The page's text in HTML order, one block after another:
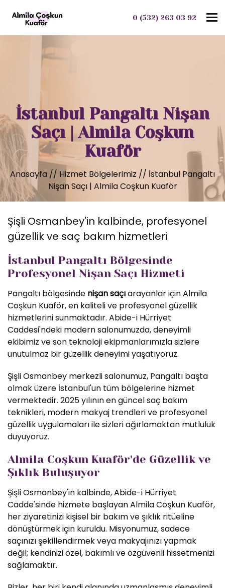
0 (532) 263 03 92
İstanbul Pangaltı Nişan
Saçı | Almila Coşkun
Kuaför
Anasayfa // Hizmet Bölgelerimiz // İstanbul Pangaltı
Nişan Saçı | Almila Coşkun Kuaför
Şişli Osmanbey'in kalbinde, profesyonel
güzellik ve saç bakım hizmetleri
İstanbul Pangaltı Bölgesinde
Profesyonel Nişan Saçı Hizmeti
Pangaltı bölgesinde nişan saçıarayanlar için Almila
Coşkun Kuaför, en kaliteli ve profesyonel güzellik
hizmetlerini sunmaktadır. Abide-i Hürriyet
Caddesi'ndeki modern salonumuzda, deneyimli
ekibimiz ve son teknoloji ekipmanlarımızla sizlere
unutulmaz bir güzellik deneyimi yaşatıyoruz.
Şişli Osmanbey merkezli salonumuz, Pangaltı başta
olmak üzere İstanbul'un tüm bölgelerine hizmet
vermektedir. 2025 yılının en güncel saç bakım
teknikleri, modern makyaj trendleri ve profesyonel
güzellik uygulamaları ile sizleri ağırlamaktan mutluluk
duyuyoruz.
Almila Coşkun Kuaför'de Güzellik ve
Şıklık Buluşuyor
Şişli Osmanbey'in kalbinde, Abide-i Hürriyet
Cadde'sinde hizmete başlayan Almila Coşkun Kuaför,
her ziyaretinizi kişisel bir bakım ve şıklık ritüeline
dönüştürmek için kuruldu. Misyonumuz, sadece
saçınızı şekillendirmek veya makyajınızı yapmak
değil; kendinizi özel, bakımlı ve özgüvenli hissetmenizi
sağlamaktır.